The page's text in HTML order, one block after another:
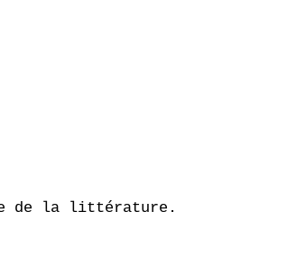
de la littérature.